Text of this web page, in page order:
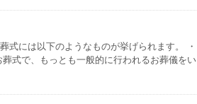
式には以下のようなものが挙げられます。 ・
式で、もっとも一般的に行われるお葬儀をい